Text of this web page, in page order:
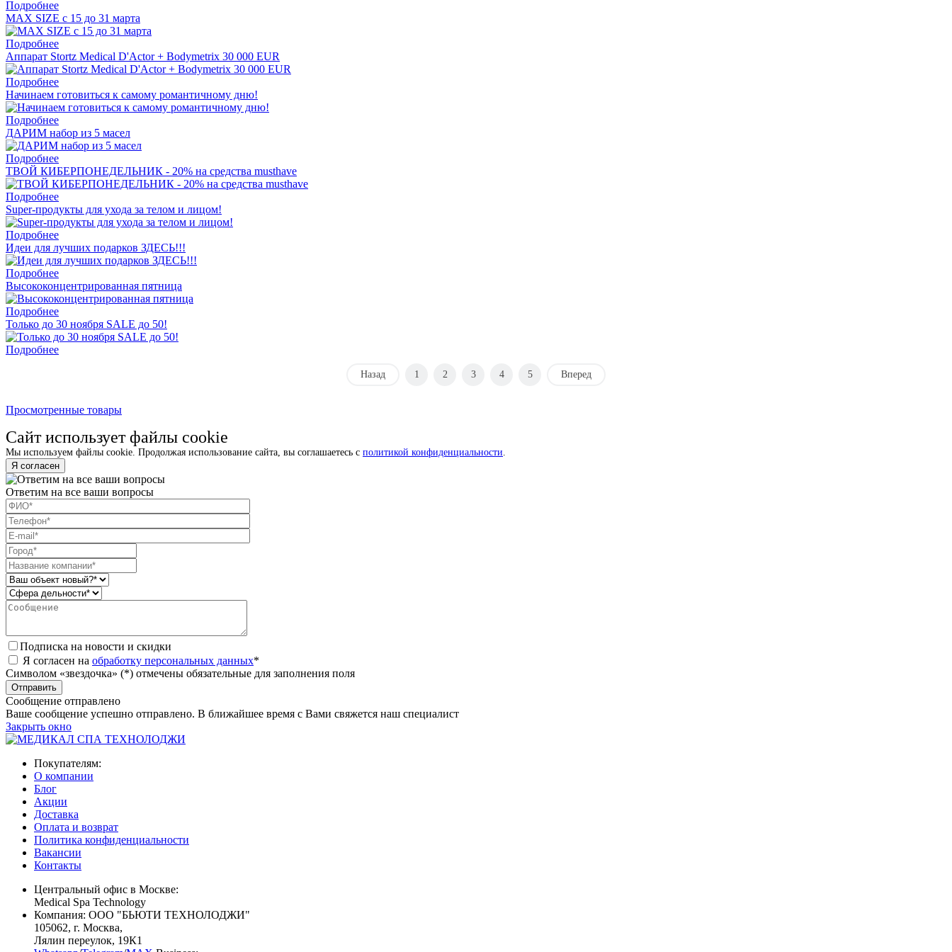
Подробнее
MAX SIZE с 15 до 31 марта
Подробнее
Аппарат Stortz Medical D'Actor + Bodymetrix 30 000 EUR
Подробнее
Начинаем готовиться к самому романтичному дню!
Подробнее
ДАРИМ набор из 5 масел
Подробнее
ТВОЙ КИБЕРПОНЕДЕЛЬНИК - 20% на средства musthave
Подробнее
Super-продукты для ухода за телом и лицом!
Подробнее
Идеи для лучших подарков ЗДЕСЬ!!!
Подробнее
Высококонцентрированная пятница
Подробнее
Только до 30 ноября SALE до 50!
Подробнее
Назад 1 2 3 4 5 Вперед
Просмотренные товары
Сайт использует файлы cookie
Мы используем файлы cookie. Продолжая использование сайта, вы соглашаетесь с политикой конфиденциальности.
Я согласен
Ответим на все ваши вопросы
Подписка на новости и скидки
Я согласен на обработку персональных данных*
Символом «звездочка» (*) отмечены обязательные для заполнения поля
Сообщение отправлено
Ваше сообщение успешно отправлено. В ближайшее время с Вами свяжется наш специалист
Закрыть окно
Покупателям:
О компании
Блог
Акции
Доставка
Оплата и возврат
Политика конфиденциальности
Вакансии
Контакты
Центральный офис в Москве:
Medical Spa Technology
Компания: ООО "БЬЮТИ ТЕХНОЛОДЖИ"
105062, г. Москва,
Лялин переулок, 19К1